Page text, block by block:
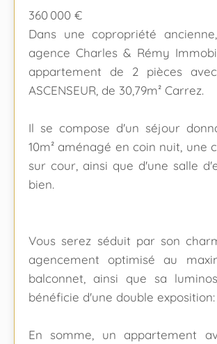
360 000 €
Dans une copropriété
agence Charles & Rémy
appartement de 2 pièces
ASCENSEUR, de 30,79m² Carrez.
Il se compose d'un séjour
10m² aménagé en coin nuit, une
sur cour, ainsi que d'une salle
bien.
Vous serez séduit par son
agencement optimisé au
balconnet, ainsi que sa
bénéficie d'une double
En somme, un appartement